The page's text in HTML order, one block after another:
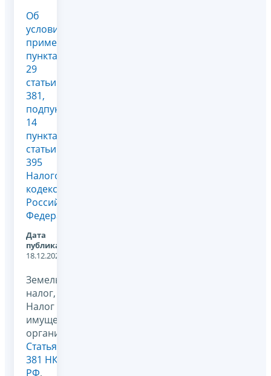
Об
условиях
применения
пункта
29
статьи
381,
подпункта
14
пункта 1
статьи
395
Налогового
кодекса
Российской
Федерации
Дата
публикации:
18.12.2025
Земельный
налог,
Налог на
имущество
организаций,
Статья
381 НК
РФ,